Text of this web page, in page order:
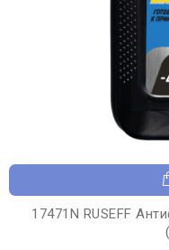
17471N RUSEFF